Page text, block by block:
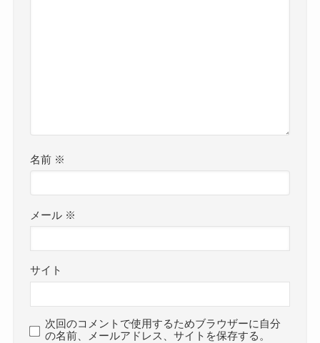
名前 ※
メール ※
サイト
次回のコメントで使用するためブラウザーに自分
の名前、メールアドレス、サイトを保存する。